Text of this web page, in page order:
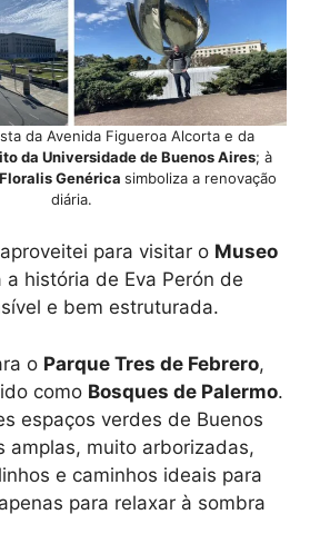
da Avenida Figueroa Alcorta e da
da Universidade de Buenos Aires; à
Floralis Genérica simboliza a renovação
diária.
para visitar o Museo
a história de Eva Perón de
e bem estruturada.
o Parque Tres de Febrero,
como Bosques de Palermo.
espaços verdes de Buenos
amplas, muito arborizadas,
e caminhos ideais para
para relaxar à sombra